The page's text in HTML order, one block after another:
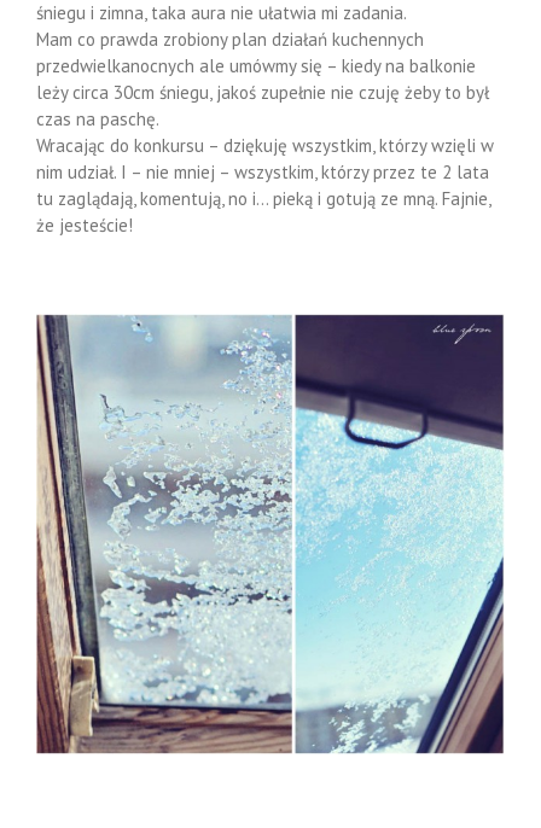
śniegu i zimna, taka aura nie ułatwia mi zadania.
Mam co prawda zrobiony plan działań kuchennych
przedwielkanocnych ale umówmy się – kiedy na balkonie
leży circa 30cm śniegu, jakoś zupełnie nie czuję żeby to był
czas na paschę.
Wracając do konkursu – dziękuję wszystkim, którzy wzięli w
nim udział. I – nie mniej – wszystkim, którzy przez te 2 lata
tu zaglądają, komentują, no i… pieką i gotują ze mną. Fajnie,
że jesteście!